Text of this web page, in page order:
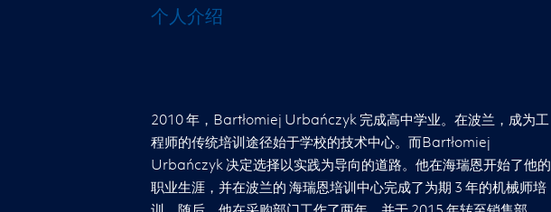
个人介绍
2010 年，Bartłomiej Urbańczyk 完成高中学业。在波兰，成为工
程师的传统培训途径始于学校的技术中心。而Bartłomiej
Urbańczyk 决定选择以实践为导向的道路。他在海瑞恩开始了他的
职业生涯，并在波兰的 海瑞恩培训中心完成了为期 3 年的机械师培